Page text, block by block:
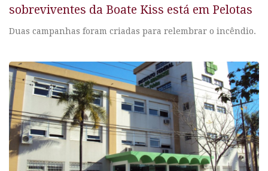
sobreviventes da Boate Kiss está em Pelotas
Duas campanhas foram criadas para relembrar o incêndio.